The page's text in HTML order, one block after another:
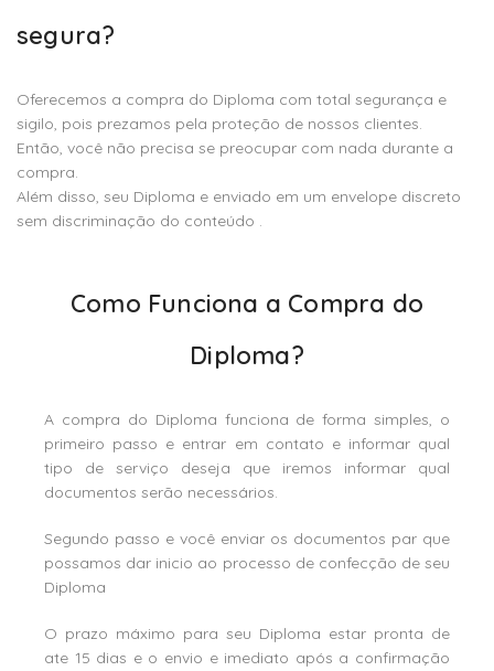
segura?
Oferecemos a compra do Diploma com total segurança e
sigilo, pois prezamos pela proteção de nossos clientes.
Então, você não precisa se preocupar com nada durante a
compra.
Além disso, seu Diploma e enviado em um envelope discreto
sem discriminação do conteúdo .
Como Funciona a Compra do
Diploma?
A compra do Diploma funciona de forma simples, o
primeiro passo e entrar em contato e informar qual
tipo de serviço deseja que iremos informar qual
documentos serão necessários.
Segundo passo e você enviar os documentos par que
possamos dar inicio ao processo de confecção de seu
Diploma
O prazo máximo para seu Diploma estar pronta de
ate 15 dias e o envio e imediato após a confirmação